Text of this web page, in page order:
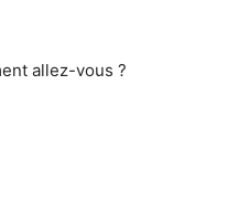
allez-vous ?